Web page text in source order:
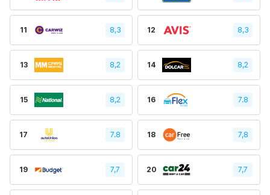
11 8,3 12 8,3
13 8,2 14 8,2
15 8,2 16 7.8
17 7.8 18 7,8
19 7,7 20 7,7